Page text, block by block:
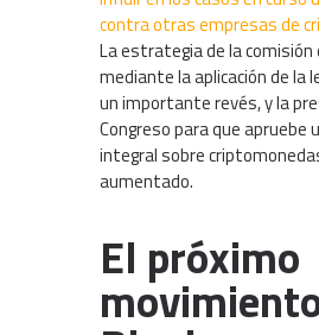
contra otras empresas de
La estrategia de la comisión
mediante la aplicación de la
un importante revés, y la
Congreso para que apruebe
integral sobre
aumentado.
El próximo